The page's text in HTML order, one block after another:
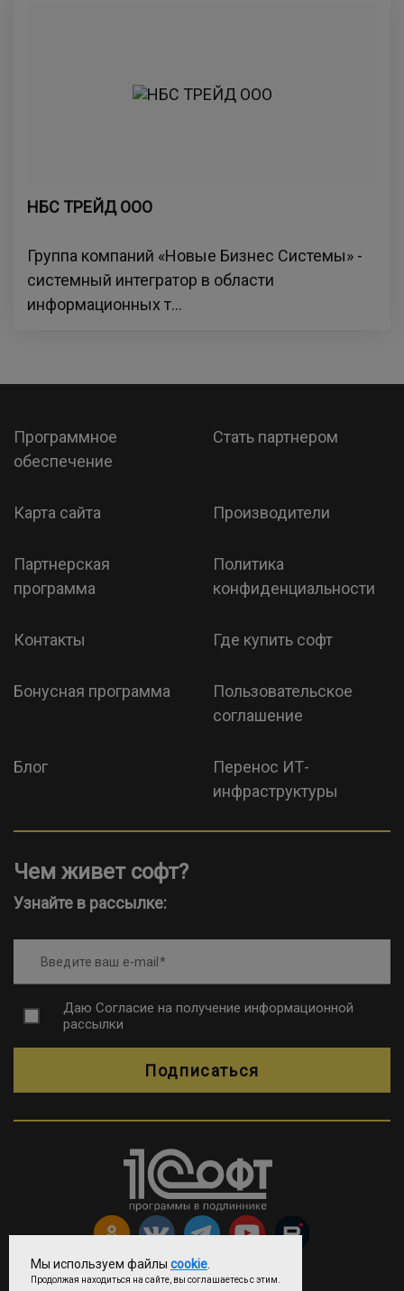
НБС ТРЕЙД ООО
Группа компаний «Новые Бизнес Системы» -
системный интегратор в области
информационных т...
Программное
обеспечение
Стать партнером
Карта сайта Производители
Партнерская
программа
Политика
конфиденциальности
Контакты Где купить софт
Бонусная программа
Пользовательское
соглашение
Блог
Перенос ИТ-
инфраструктуры
Чем живет софт?
Узнайте в рассылке:
Введите ваш e-mail
Даю Согласие на получение информационной
рассылки
Подписаться
Мы используем файлы cookie
Продолжая находиться на сайте, вы соглашаетесь с этим.